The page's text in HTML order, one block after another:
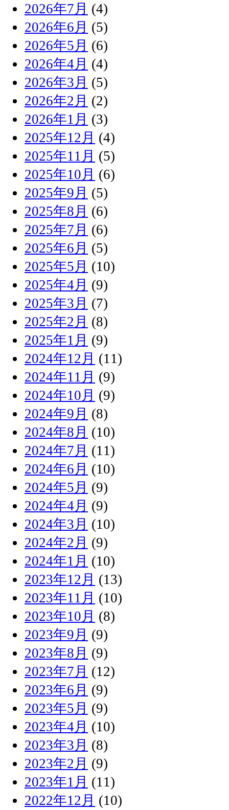
2026年7月 (4)
2026年6月 (5)
2026年5月 (6)
2026年4月 (4)
2026年3月 (5)
2026年2月 (2)
2026年1月 (3)
2025年12月 (4)
2025年11月 (5)
2025年10月 (6)
2025年9月 (5)
2025年8月 (6)
2025年7月 (6)
2025年6月 (5)
2025年5月 (10)
2025年4月 (9)
2025年3月 (7)
2025年2月 (8)
2025年1月 (9)
2024年12月 (11)
2024年11月 (9)
2024年10月 (9)
2024年9月 (8)
2024年8月 (10)
2024年7月 (11)
2024年6月 (10)
2024年5月 (9)
2024年4月 (9)
2024年3月 (10)
2024年2月 (9)
2024年1月 (10)
2023年12月 (13)
2023年11月 (10)
2023年10月 (8)
2023年9月 (9)
2023年8月 (9)
2023年7月 (12)
2023年6月 (9)
2023年5月 (9)
2023年4月 (10)
2023年3月 (8)
2023年2月 (9)
2023年1月 (11)
2022年12月 (10)